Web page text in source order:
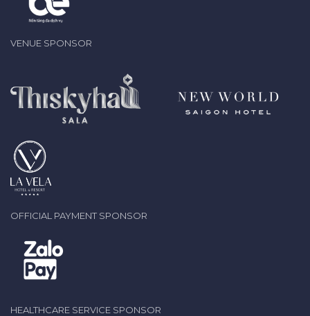
VENUE SPONSOR
OFFICIAL PAYMENT SPONSOR
HEALTHCARE SERVICE SPONSOR